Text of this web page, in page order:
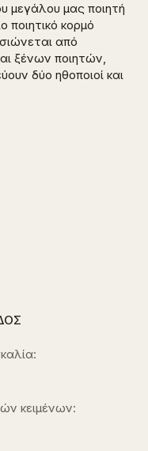
μεγάλου μας ποιητή
κορμό
από
ξένων ποιητών,
δύο ηθοποιοί και
κειμένων: